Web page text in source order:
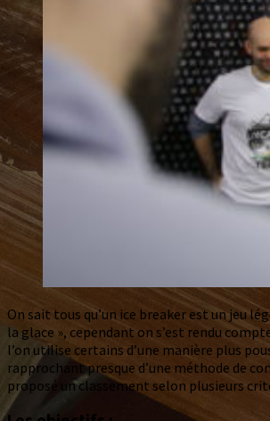
On sait tous qu’un ice breaker est un jeu
la glace », cependant on s’est rendu
l’on utilise certains d’une manière plus
rapprochant presque d’une méthode de
proposé un classement selon plusieurs